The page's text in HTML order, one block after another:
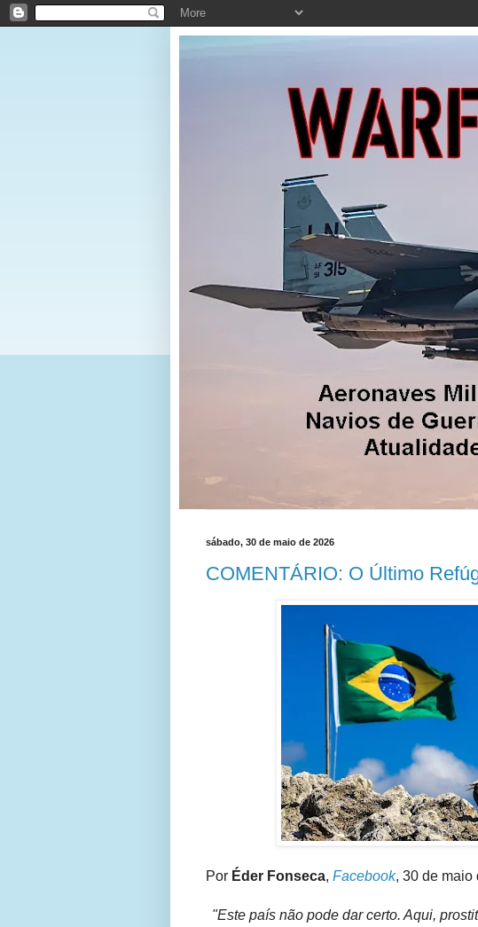
sábado, 30 de maio de 2026
COMENTÁRIO: O Último
Por Éder Fonseca, Facebook, 30 de maio
"Este país não pode dar certo. Aqui,